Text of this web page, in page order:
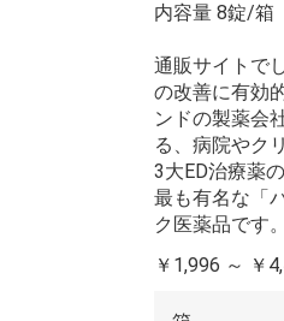
内容量 8錠/箱
通販サイトで
の改善に有効
ンドの製薬会
る、病院やク
3大ED治療薬
最も有名な「
ク医薬品です。
￥1,996 ～ ￥